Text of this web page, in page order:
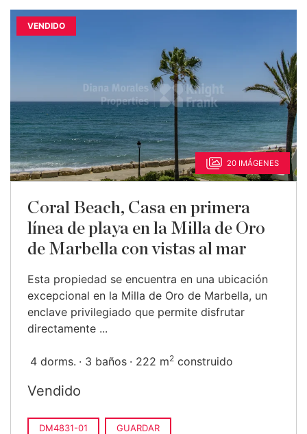
VENDIDO
20 IMÁGENES
Coral Beach, Casa en primera
línea de playa en la Milla de Oro
de Marbella con vistas al mar
Esta propiedad se encuentra en una ubicación
excepcional en la Milla de Oro de Marbella, un
enclave privilegiado que permite disfrutar
directamente ...
4 dorms. 3 baños 222 m2 construido
Vendido
DM4831-01 GUARDAR